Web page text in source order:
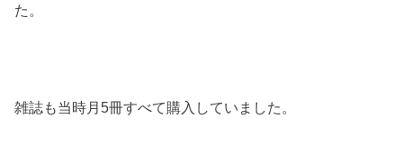
た。
雑誌も当時月5冊すべて購入していました。